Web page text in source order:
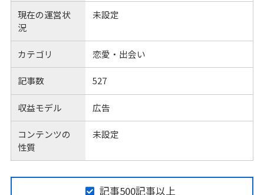
現在の運営状
況
未設定
カテゴリ 恋愛・出会い
記事数 527
収益モデル 広告
コンテンツの
性質
未設定
記事500記事以上